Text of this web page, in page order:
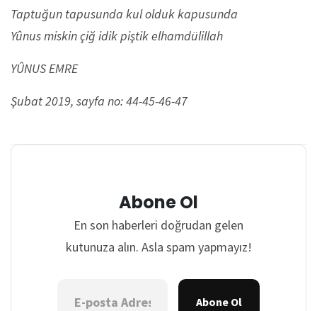
Taptuğun tapusunda kul olduk kapusunda
Yûnus miskin çiğ idik piştik elhamdülillah
YÛNUS EMRE
Şubat 2019, sayfa no: 44-45-46-47
Abone Ol
En son haberleri doğrudan gelen
kutunuza alın. Asla spam yapmayız!
Abone Ol